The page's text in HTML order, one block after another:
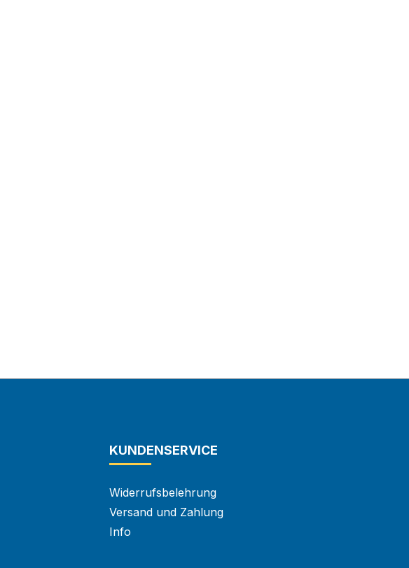
KUNDENSERVICE
Widerrufsbelehrung
Versand und Zahlung
Info